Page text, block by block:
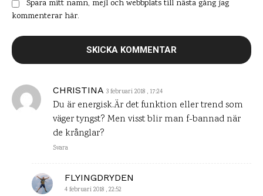
CHRISTINA 3 februari 2018 , 17:24
Du är energisk.Är det funktion eller trend som
väger tyngst? Men visst blir man f-bannad när
de krånglar?
Svara
FLYINGDRYDEN
4 februari 2018 , 22:52
Spara mitt namn, mejl och webbplats till nästa gång jag
kommenterar här.